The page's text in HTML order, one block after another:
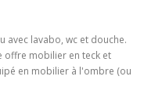
avec lavabo, wc et douche.
offre mobilier en teck et
en mobilier à l'ombre (ou